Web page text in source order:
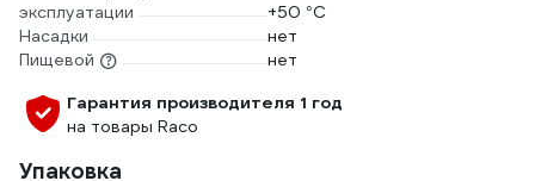
эксплуатации
+50 °С
Насадки
нет
Пищевой
нет
Гарантия производителя 1 год
на товары Raco
Упаковка